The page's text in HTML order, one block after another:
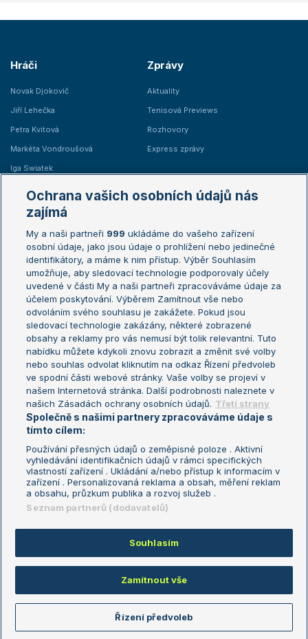
Hráči
Novak Djokovič
Jiří Lehečka
Petra Kvitová
Markéta Vondroušová
Iga Swiatek
Zprávy
Aktuality
Tenisová Previews
Rozhovory
Express zprávy
Žebříčky
Žebříček ATP (muži)
Žebříček WTA (ženy)
Sázkařský žebříček
Australian Open
French Open
Wimbledon
US Open
Turnaj mistrů
Turnaj mistryň
Aktualní trendy
Fotbalové přestupy
Livesport Daily
LS Prague Open
Podmínky užití
Nastavení soukromí
GDPR a žurnalistika
Reklama
Kontakt
Informace o zpracování osobních
údajů
Copyright © 2008-2026 TenisPortal.cz. Využíváme zpravodajství ČTK.
Ochrana vašich osobních údajů nás
zajímá
My a naši partneři 999 ukládáme do vašeho zařízení
osobní údaje, jako jsou údaje o prohlížení nebo jedinečné
identifikátory, a máme k nim přístup. Výběr Souhlasím
umožňuje, aby sledovací technologie podporovaly účely
uvedené v části My a naši partneři zpracováváme údaje za
účelem poskytování. Výběrem Zamítnout vše nebo
odvoláním svého souhlasu je zakážete. Pokud jsou
sledovací technologie zakázány, některé zobrazené
obsahy a reklamy pro vás nemusí být tolik relevantní. Tuto
nabídku můžete kdykoli znovu zobrazit a změnit své volby
nebo souhlas odvolat kliknutím na odkaz Řízení předvoleb
ve spodní části webové stránky. Vaše volby se projeví v
našem Internetová stránka. Další podrobnosti naleznete v
našich Zásadách ochrany osobních údajů. Třetí strany
Společně s našimi partnery zpracováváme údaje s
tímto cílem:
Používání přesných údajů o zeměpisné poloze . Aktivní
vyhledávání identifikačních údajů v rámci specifických
vlastností zařízení . Ukládání a/nebo přístup k informacím v
zařízení . Personalizovaná reklama a obsah, měření reklam
a obsahu, průzkum publika a rozvoj služeb .
Seznam partnerů (dodavatelů)
Souhlasím
Zamítnout vše
Řízení předvoleb